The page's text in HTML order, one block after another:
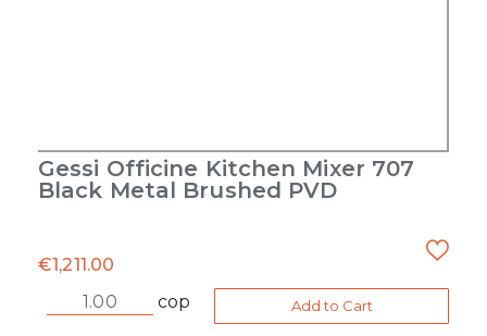
Gessi Officine Kitchen Mixer 707
Black Metal Brushed PVD
€1,211.00
cop
Add to Cart